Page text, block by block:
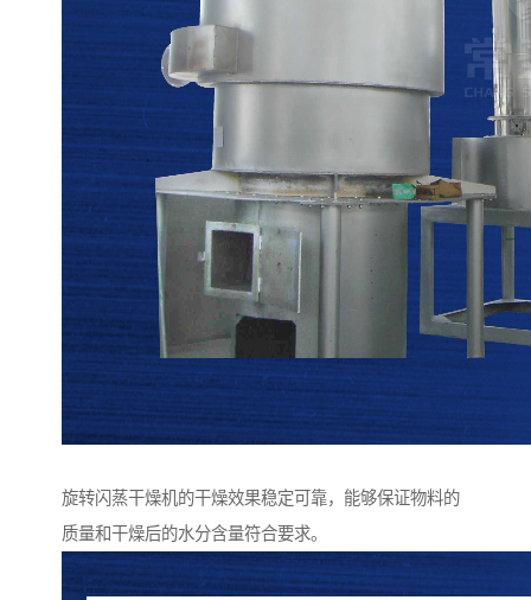
旋转闪蒸干燥机的干燥效果稳定可靠，能够保证物料的
质量和干燥后的水分含量符合要求。